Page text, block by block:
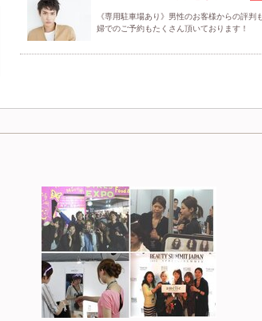
《専用駐車場あり》男性のお客様からの評判
婦でのご予約もたくさん頂いております！